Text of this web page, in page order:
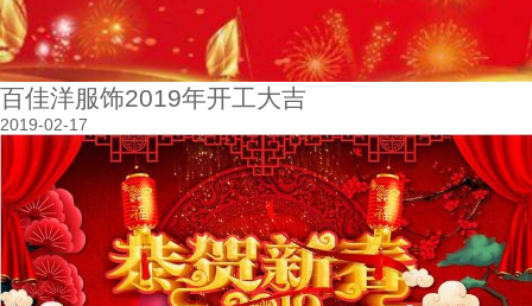
百佳洋服饰2019年开工大吉
2019-02-17